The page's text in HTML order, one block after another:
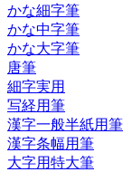
かな細字筆
かな中字筆
かな大字筆
唐筆
細字実用
写経用筆
漢字一般半紙用筆
漢字条幅用筆
大字用特大筆